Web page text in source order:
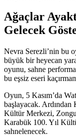
Ağaçlar
Gelecek
Nevra Serezli’nin bu
büyük bir heyecan
oyunu, sahne
bu eşsiz eseri
Oyun, 5 Kasım’da
başlayacak.
Kültür Merkezi,
Karabük 100. Yıl
sahnelenecek.